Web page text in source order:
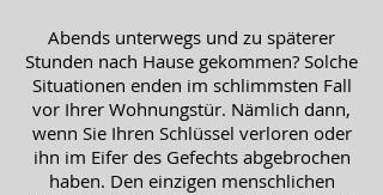
Abends unterwegs und zu späterer
Stunden nach Hause gekommen? Solche
Situationen enden im schlimmsten Fall
vor Ihrer Wohnungstür. Nämlich dann,
wenn Sie Ihren Schlüssel verloren oder
ihn im Eifer des Gefechts abgebrochen
haben. Den einzigen menschlichen